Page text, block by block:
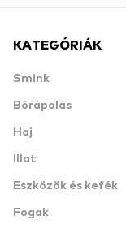
KATEGÓRIÁK
Smink
Bőrápolás
Haj
Illat
Eszközök és kefék
Fogak